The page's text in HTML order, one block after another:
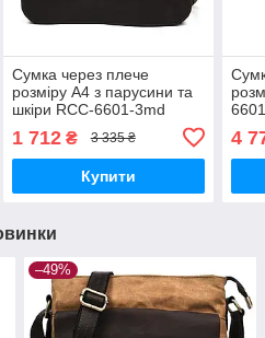
Сумка через плече
розміру А4 з парусини та
шкіри RCC-6601-3md
1 712₴ 3 335 ₴
Купити
4
–49%